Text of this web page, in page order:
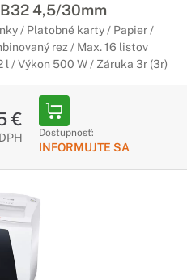
4,5/30mm
/ Platobné karty / Papier /
rez / Max. 16 listov
/ Výkon 500 W / Záruka 3r (3r)
€
Dostupnosť:
INFORMUJTE SA